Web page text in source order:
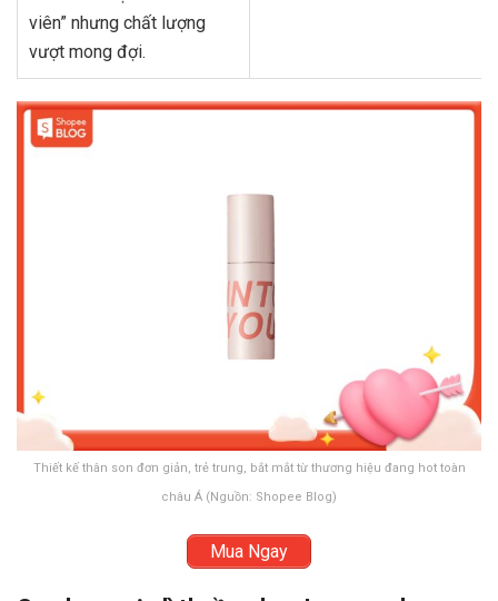
viên” nhưng chất lượng
vượt mong đợi.
Thiết kế thân son đơn giản, trẻ trung, bắt mắt từ thương hiệu đang hot toàn
châu Á (Nguồn: Shopee Blog)
Mua Ngay